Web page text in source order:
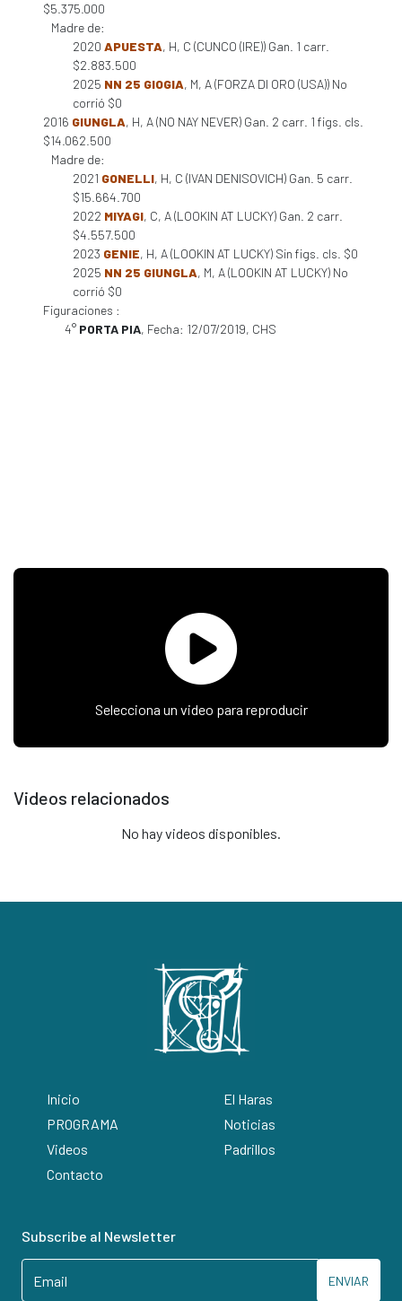
$5.375.000
Madre de:
2020 APUESTA, H, C (CUNCO (IRE)) Gan. 1 carr.
$2.883.500
2025 NN 25 GIOGIA, M, A (FORZA DI ORO (USA)) No
corrió $0
2016 GIUNGLA, H, A (NO NAY NEVER) Gan. 2 carr. 1 figs. cls.
$14.062.500
Madre de:
2021 GONELLI, H, C (IVAN DENISOVICH) Gan. 5 carr.
$15.664.700
2022 MIYAGI, C, A (LOOKIN AT LUCKY) Gan. 2 carr.
$4.557.500
2023 GENIE, H, A (LOOKIN AT LUCKY) Sin figs. cls. $0
2025 NN 25 GIUNGLA, M, A (LOOKIN AT LUCKY) No
corrió $0
Figuraciones :
4° PORTA PIA, Fecha: 12/07/2019, CHS
Selecciona un video para reproducir
Videos relacionados
No hay videos disponibles.
Inicio
El Haras
PROGRAMA
Noticias
Videos
Padrillos
Contacto
Subscribe al Newsletter
ENVIAR